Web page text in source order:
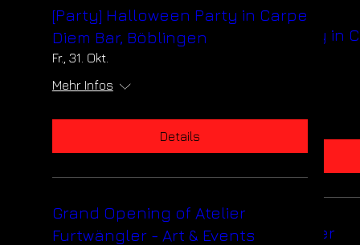
[Party] Halloween Party in
Details
Grand Opening of Atelier
[Party] Halloween Party in Carpe
Diem Bar, Böblingen
Fr., 31. Okt.
Mehr Infos
Details
Grand Opening of Atelier
Furtwängler - Art & Events